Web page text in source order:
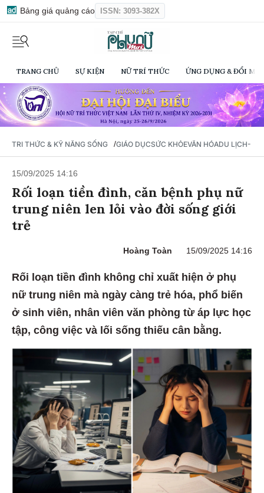
Bảng giá quảng cáo ISSN: 3093-382X
TRANG CHỦ SỰ KIỆN NỮ TRÍ THỨC ỨNG DỤNG & ĐỔI
TRI THỨC & KỸ NĂNG SỐNG /GIÁO DỤCSỨC KHỎEVĂN HÓADU LỊCH-
15/09/2025 14:16
Rối loạn tiền đình, căn bệnh phụ nữ
trung niên len lỏi vào đời sống giới
trẻ
Hoàng Toàn 15/09/2025 14:16
Rối loạn tiền đình không chỉ xuất hiện ở phụ
nữ trung niên mà ngày càng trẻ hóa, phổ biến
ở sinh viên, nhân viên văn phòng từ áp lực học
tập, công việc và lối sống thiếu cân bằng.